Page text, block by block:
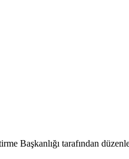
Başkanlığı tarafından